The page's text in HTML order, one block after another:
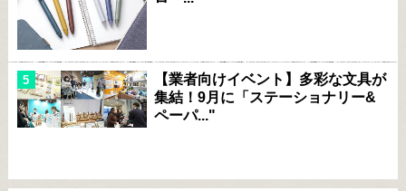
【業者向けイベント】多彩な文具が
集結！9月に「ステーショナリー&
ペーパ..."